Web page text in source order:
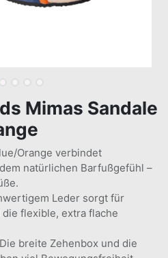
Mimas Sandale
Orange verbindet
natürlichen Barfußgefühl –
Leder sorgt für
flexible, extra flache
breite Zehenbox und die